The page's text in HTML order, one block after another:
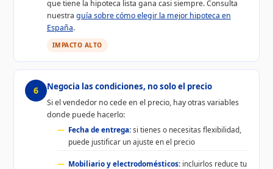
que tiene la hipoteca lista gana casi siempre. Consulta
nuestra guía sobre cómo elegir la mejor hipoteca en
España.
IMPACTO ALTO
6 Negocia las condiciones, no solo el precio
Si el vendedor no cede en el precio, hay otras variables
donde puede hacerlo:
Fecha de entrega:si tienes o necesitas flexibilidad,
puede justificar un ajuste en el precio
Mobiliario y electrodomésticos: incluirlos reduce tu